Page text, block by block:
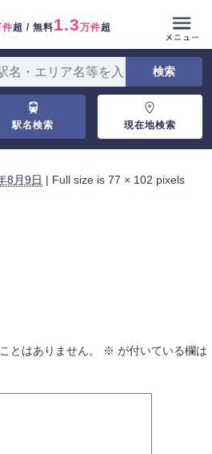
件超 / 無料1.3万件超
駅名検索 現在地検索
8月9日 | Full size is 77 × 102 pixels
とはありません。
※ が付いている欄は